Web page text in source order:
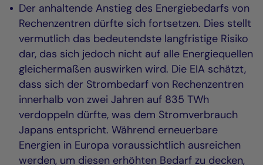
Der anhaltende Anstieg des Energiebedarfs von
Rechenzentren dürfte sich fortsetzen. Dies stellt
vermutlich das bedeutendste langfristige Risiko
dar, das sich jedoch nicht auf alle Energiequellen
gleichermaßen auswirken wird. Die EIA schätzt,
dass sich der Strombedarf von Rechenzentren
innerhalb von zwei Jahren auf 835 TWh
verdoppeln dürfte, was dem Stromverbrauch
Japans entspricht. Während erneuerbare
Energien in Europa voraussichtlich ausreichen
werden, um diesen erhöhten Bedarf zu decken,